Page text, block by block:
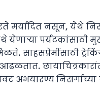
मर्यादित नसून, येथे
पर्यटकांसाठी
साहसप्रेमींसाठी
अभयारण्य